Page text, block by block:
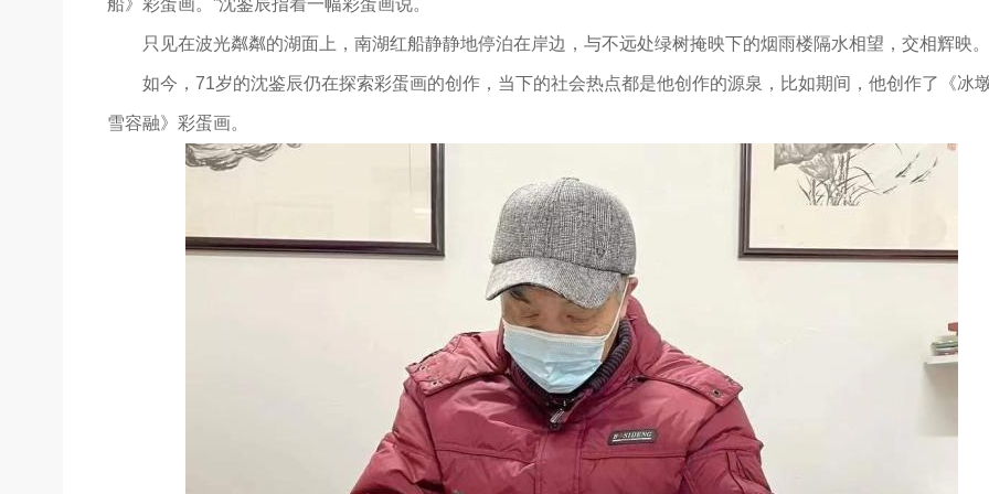
船》彩蛋画。”沈鉴辰指着一幅彩蛋画说。
只见在波光粼粼的湖面上，南湖红船静静地停泊在岸边，与不远处绿树掩映下的烟雨楼隔水相望，交相辉映。
如今，71岁的沈鉴辰仍在探索彩蛋画的创作，当下的社会热点都是他创作的源泉，比如期间，他创作了《冰
雪容融》彩蛋画。